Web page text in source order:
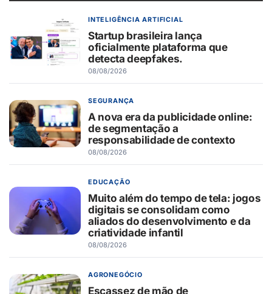
INTELIGÊNCIA ARTIFICIAL
Startup brasileira lança
oficialmente plataforma que
detecta deepfakes.
08/08/2026
SEGURANÇA
A nova era da publicidade online:
de segmentação a
responsabilidade de contexto
08/08/2026
EDUCAÇÃO
Muito além do tempo de tela: jogos
digitais se consolidam como
aliados do desenvolvimento e da
criatividade infantil
08/08/2026
AGRONEGÓCIO
Escassez de mão de